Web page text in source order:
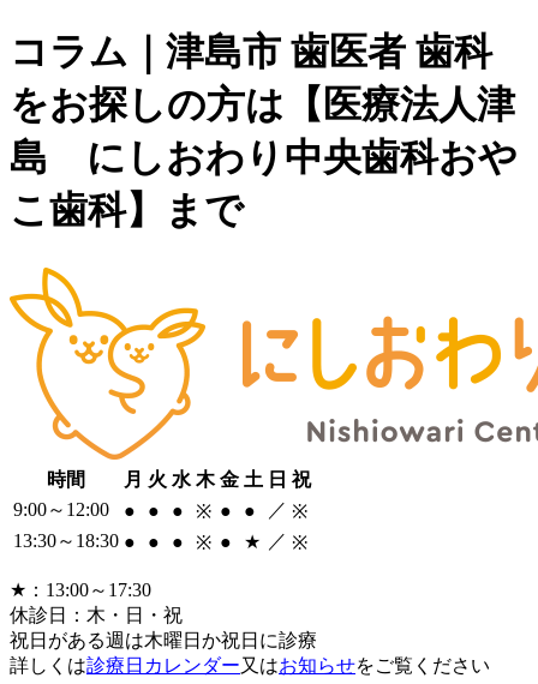
コラム｜津島市 歯医者 歯科
をお探しの方は【医療法人津
島 にしおわり中央歯科おや
こ歯科】まで
時間 月 火 水 木 金 土 日 祝
9:00～12:00
● ● ● ※ ● ● ／ ※
13:30～18:30 ● ● ● ※ ● ★ ／ ※
★：13:00～17:30
休診日：木・日・祝
祝日がある週は木曜日か祝日に診療
詳しくは診療日カレンダー又はお知らせをご覧ください